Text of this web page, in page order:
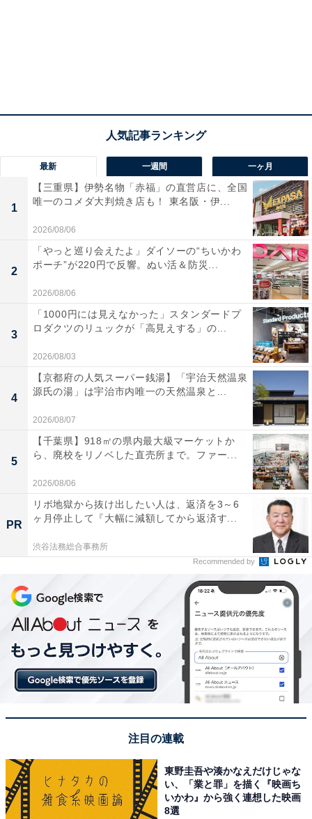
最新 一週間 一ヶ月
1
【三重県】伊勢名物「赤福」の直営店に、全国
唯一のコメダ大判焼き店も！ 東名阪・伊...
2026/08/06
2
「やっと巡り会えたよ」ダイソーの“ちいかわ
ポーチ”が220円で反響。ぬい活＆防災...
2026/08/06
3
「1000円には見えなかった」スタンダードプ
ロダクツのリュックが「高見えする」の...
2026/08/03
4
【京都府の人気スーパー銭湯】「宇治天然温泉
源氏の湯」は宇治市内唯一の天然温泉と...
2026/08/07
5
【千葉県】918㎡の県内最大級マーケットか
ら、廃校をリノベした直売所まで。ファー...
2026/08/06
PR
リボ地獄から抜け出したい人は、返済を3～6
ヶ月停止して『大幅に減額してから返済す...
渋谷法務総合事務所
Recommended by
注目の連載
東野圭吾や湊かなえだけじゃな
い、「業と罪」を描く『映画ち
いかわ』から強く連想した映画
8選